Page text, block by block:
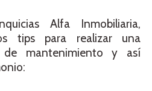
Alfa Inmobiliaria,
tips para realizar una
de mantenimiento y así